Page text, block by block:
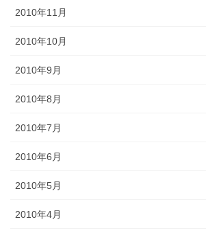
2010年11月
2010年10月
2010年9月
2010年8月
2010年7月
2010年6月
2010年5月
2010年4月